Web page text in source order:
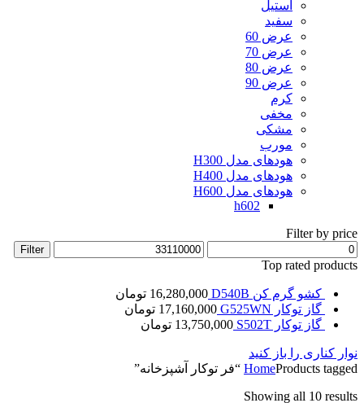
استیل
سفید
عرض 60
عرض 70
عرض 80
عرض 90
کرم
مخفی
مشکی
مورب
هودهای مدل H300
هودهای مدل H400
هودهای مدل H600
h602
Filter by price
Min
price
Max
price
Filter
Top rated products
کشو گرم کن D540B 16,280,000 تومان
گاز توکار G525WN
17,160,000 تومان
گاز توکار S502T
13,750,000 تومان
نوار کناری را باز کنید
HomeProducts tagged “فر توکار آشپزخانه”
Showing all 10 results